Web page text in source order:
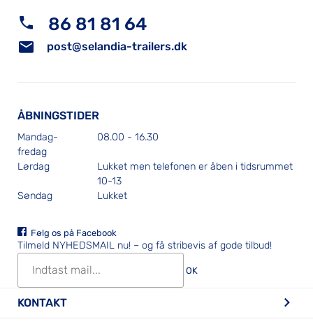
86 81 81 64
post@selandia-trailers.dk
ÅBNINGSTIDER
Mandag-
fredag
08.00 - 16.30
Lørdag
Lukket men telefonen er åben i tidsrummet
10-13
Søndag
Lukket
Følg os på Facebook
Tilmeld NYHEDSMAIL nu! – og få stribevis af gode tilbud!
OK
KONTAKT